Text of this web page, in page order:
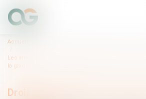
Accueil
Les intérêts des enfants doivent prévaloir en cas
la garde
Droit de la famille, des